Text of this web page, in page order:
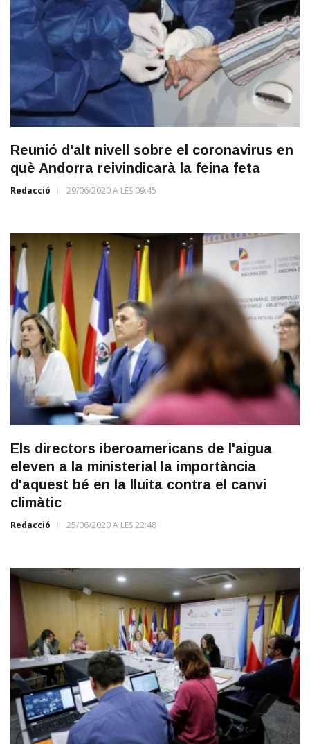
Reunió d'alt nivell sobre el coronavirus en
què Andorra reivindicarà la feina feta
Redacció 29/06/2020 A LES 09:45
Els directors iberoamericans de l'aigua
eleven a la ministerial la importància
d'aquest bé en la lluita contra el canvi
climàtic
Redacció 25/06/2020 A LES 22:48